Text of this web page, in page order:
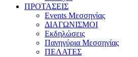
ΠΡΟΤΑΣΕΙΣ
Events Μεσσηνίας
ΔΙΑΓΩΝΙΣΜΟΙ
Εκδηλώσεις
Πανηγύρια Μεσσηνίας
ΠΕΛΑΤΕΣ